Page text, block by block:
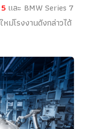
และ BMW Series 7
ม่โรงงานดังกล่าวได้